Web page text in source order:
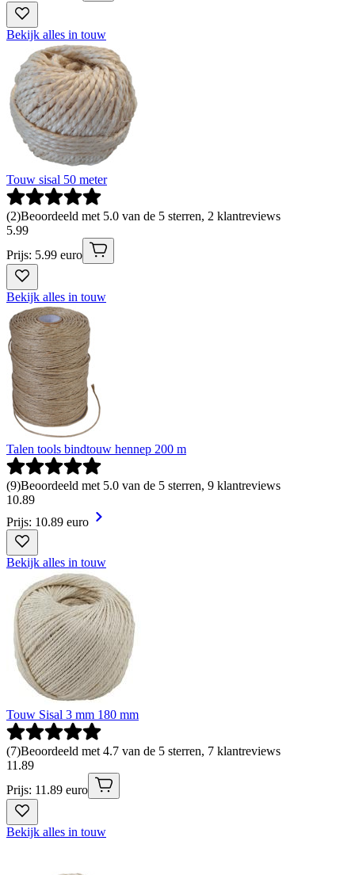
Bekijk alles in touw
Touw sisal 50 meter
(2)Beoordeeld met 5.0 van de 5 sterren, 2 klantreviews
5.99
Prijs: 5.99 euro
Bekijk alles in touw
Talen tools bindtouw hennep 200 m
(9)Beoordeeld met 5.0 van de 5 sterren, 9 klantreviews
10.89
Prijs: 10.89 euro
Bekijk alles in touw
Touw Sisal 3 mm 180 mm
(7)Beoordeeld met 4.7 van de 5 sterren, 7 klantreviews
11 .89
Prijs: 11.89 euro
Bekijk alles in touw